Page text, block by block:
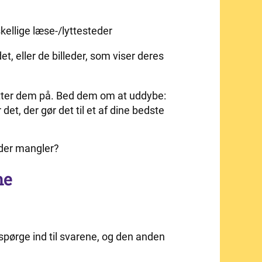
læse-/lyttesteder
eller de billeder, som viser deres
dem på. Bed dem om at uddybe:
der gør det til et af dine bedste
mangler?
ind til svarene, og den anden